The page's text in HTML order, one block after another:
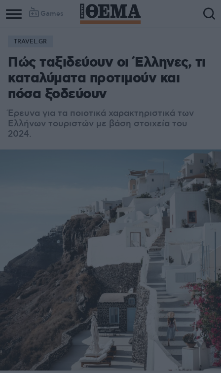
Games
TRAVEL.GR
Πώς ταξιδεύουν οι Έλληνες, τι
καταλύματα προτιμούν και
πόσα ξοδεύουν
Έρευνα για τα ποιοτικά χαρακτηριστικά των
Ελλήνων τουριστών με βάση στοιχεία του
2024.